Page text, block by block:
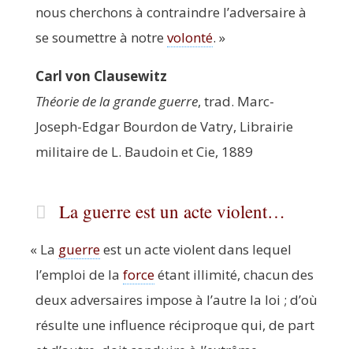
nous cher­chons à contraindre l’adversaire à
se sou­mettre à notre volon­té. »
Carl von Clausewitz
Théo­rie de la grande guerre, trad. Marc-
Joseph-Edgar Bour­don de Vatry, Librai­rie
mili­taire de L. Bau­doin et Cie, 1889
La guerre est un acte violent…
« La guerreest un acte violent dans lequel
l’emploi de la forceétant illi­mi­té, cha­cun des
deux adver­saires impose à l’autre la loi ; d’où
résulte une influence réci­proque qui, de part